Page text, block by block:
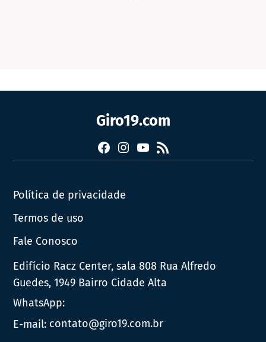
Giro19.com
FacebookInstagram
YouTube
RSS
Política de privacidade
Termos de uso
Fale Conosco
Edifício Racz Center, sala 808 Rua Alfredo
Guedes, 1949 Bairro Cidade Alta
WhatsApp:
E-mail: contato@giro19.com.br